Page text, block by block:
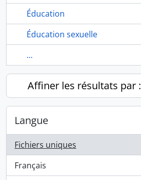
Éducation
Éducation sexuelle
...
Affiner les résultats par :
Langue
Fichiers uniques
, 58 résultats
Français
, 58 résultats